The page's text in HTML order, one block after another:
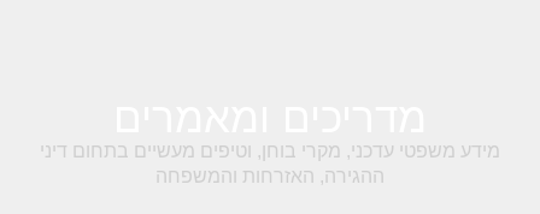
מידע משפטי עדכני, מקרי בוחן, וטיפים מעשיים בתחום דיני
ההגירה, האזרחות והמשפחה